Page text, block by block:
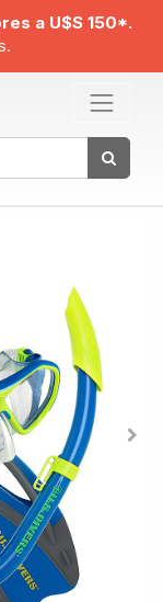
a U$S 150*.